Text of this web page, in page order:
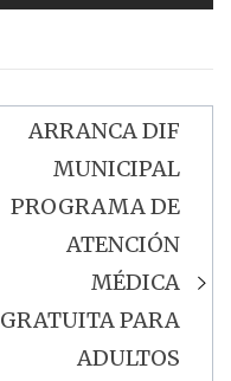
ARRANCA DIF
MUNICIPAL
PROGRAMA DE
ATENCIÓN
MÉDICA
GRATUITA PARA
ADULTOS